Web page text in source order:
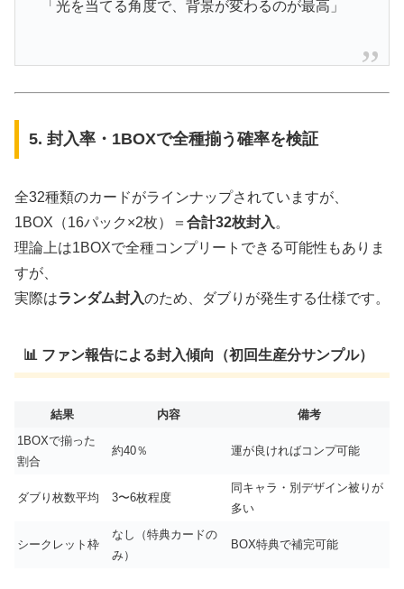
「光を当てる角度で、背景が変わるのが最高」
5. 封入率・1BOXで全種揃う確率を検証
全32種類のカードがラインナップされていますが、
1BOX（16パック×2枚）＝ 合計32枚封入 。
理論上は1BOXで全種コンプリートできる可能性もありま
すが、
実際はランダム封入のため、ダブりが発生する仕様です。
📊 ファン報告による封入傾向（初回生産分サンプル）
結果 内容
備考
1BOXで揃った
割合
約40％ 運が良ければコンプ可能
ダブり枚数平均 3〜6枚程度
同キャラ・別デザイン被りが
多い
シークレット枠
なし（特典カードの
み）
BOX特典で補完可能